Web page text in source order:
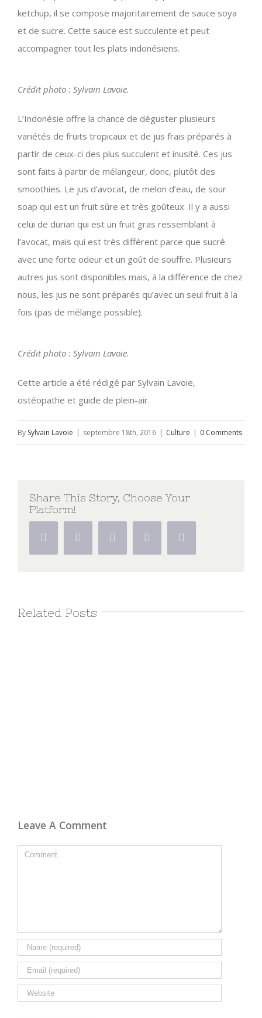
ketchup, il se compose majoritairement de sauce soya
et de sucre. Cette sauce est succulente et peut
accompagner tout les plats indonésiens.
Crédit photo : Sylvain Lavoie.
L’Indonésie offre la chance de déguster plusieurs
variétés de fruits tropicaux et de jus frais préparés à
partir de ceux-ci des plus succulent et inusité. Ces jus
sont faits à partir de mélangeur, donc, plutôt des
smoothies. Le jus d’avocat, de melon d’eau, de sour
soap qui est un fruit sûre et très goûteux. Il y a aussi
celui de durian qui est un fruit gras ressemblant à
l’avocat, mais qui est très différent parce que sucré
avec une forte odeur et un goût de souffre. Plusieurs
autres jus sont disponibles mais, à la différence de chez
nous, les jus ne sont préparés qu’avec un seul fruit à la
fois (pas de mélange possible).
Crédit photo : Sylvain Lavoie.
Cette article a été rédigé par Sylvain Lavoie,
ostéopathe et guide de plein-air.
By Sylvain Lavoie | septembre 18th, 2016 | Culture | 0 Comments
Share This Story, Choose Your
Platform!
Related Posts
Leave A Comment